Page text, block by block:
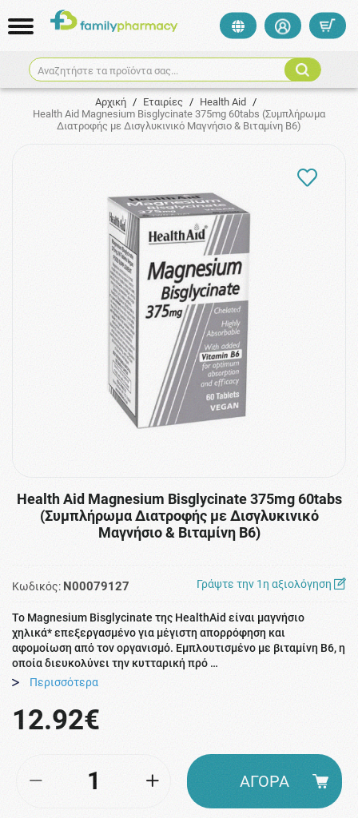
Αναζητήστε τα προϊόντα σας...
Αρχική / Εταιρίες / Health Aid /
Health Aid Magnesium Bisglycinate 375mg 60tabs (Συμπλήρωμα
Διατροφής με Δισγλυκινικό Μαγνήσιο & Βιταμίνη Β6)
Health Aid Magnesium Bisglycinate 375mg 60tabs
(Συμπλήρωμα Διατροφής με Δισγλυκινικό
Μαγνήσιο & Βιταμίνη Β6)
Κωδικός: N00079127 Γράψτε την 1η αξιολόγηση
Το Magnesium Bisglycinate της HealthAid είναι μαγνήσιο
χηλικά* επεξεργασμένο για μέγιστη απορρόφηση και
αφομοίωση από τον οργανισμό. Εμπλουτισμένο με βιταμίνη Β6, η
οποία διευκολύνει την κυτταρική πρό …
Περισσότερα
12.92€
ΑΓΟΡΑ